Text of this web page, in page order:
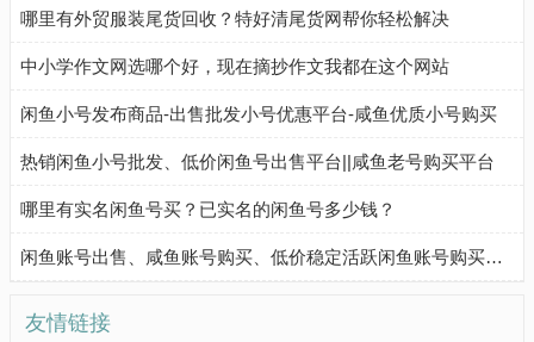
哪里有外贸服装尾货回收？特好清尾货网帮你轻松解决
中小学作文网选哪个好，现在摘抄作文我都在这个网站
闲鱼小号发布商品-出售批发小号优惠平台-咸鱼优质小号购买
热销闲鱼小号批发、低价闲鱼号出售平台||咸鱼老号购买平台
哪里有实名闲鱼号买？已实名的闲鱼号多少钱？
闲鱼账号出售、咸鱼账号购买、低价稳定活跃闲鱼账号购买流程
友情链接